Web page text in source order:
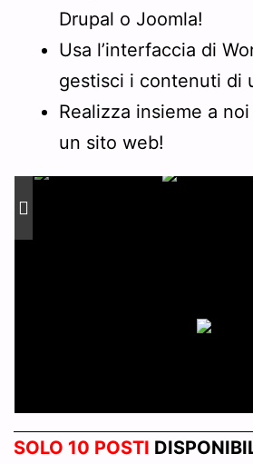
Drupal o Joomla!
Usa l’interfaccia di
gestisci i contenuti di
Realizza insieme a
un sito web!
SOLO 10 POSTI